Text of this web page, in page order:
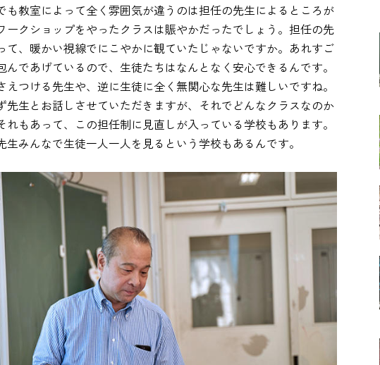
も教室によって全く雰囲気が違うのは担任の先生によるところが
ークショップをやったクラスは賑やかだったでしょう。担任の先
て、暖かい視線でにこやかに観ていたじゃないですか。あれすご
んであげているので、生徒たちはなんとなく安心できるんです。
つける先生や、逆に生徒に全く無関心な先生は難しいですね。
先生とお話しさせていただきますが、それでどんなクラスなのか
れもあって、この担任制に見直しが入っている学校もあります。
みんなで生徒一人一人を見るという学校もあるんです。